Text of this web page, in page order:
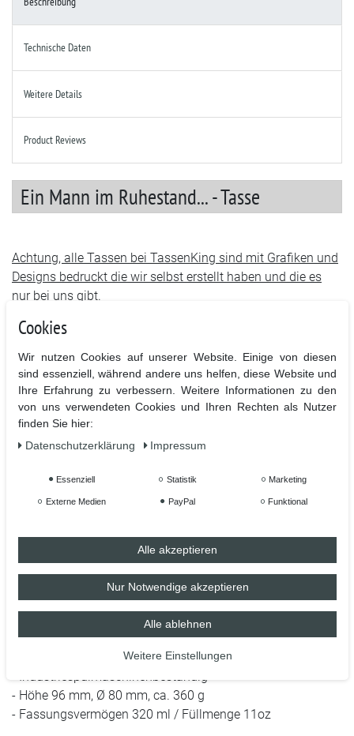
Technische Daten
Weitere Details
Product Reviews
Ein Mann im Ruhestand... - Tasse
Achtung, alle Tassen bei TassenKing sind mit Grafiken und
Designs bedruckt die wir selbst erstellt haben und die es
nur bei uns gibt.
Einzigartige Keramiktasse aus dem Hause TassenKing.
Sag, was du denkst, fühlst oder schon immer einmal sagen
wolltest mit einer ganz speziellen Tasse. Uns ist es wichtig,
dass eure Tasse etwas besonderes ist und bleibt.
Hochwertiger Sublimationsdruck in höchster Qualität für
- Hochwertige Keramiktasse mit C-förmigem Henkel
- Hochweiß, glänzende Oberfläche
- 100 % Spülmaschinenfest nach BS EN 12875-4 (getestet
auf 2.000 Spülmaschinengänge)
- Mikrowellenbeständig nach BS EN 15284:2007
- Industriespülmaschinenbeständig
- Höhe 96 mm, Ø 80 mm, ca. 360 g
- Fassungsvermögen 320 ml / Füllmenge 11oz
Cookies
Wir nutzen Cookies auf unserer Website. Einige von diesen
sind essenziell, während andere uns helfen, diese Website und
Ihre Erfahrung zu verbessern. Weitere Informationen zu den
von uns verwendeten Cookies und Ihren Rechten als Nutzer
finden Sie hier:
Daten­schutz­erklärung
Impressum
Essenziell Statistik Marketing
Externe Medien PayPal Funktional
Alle akzeptieren
Nur Notwendige akzeptieren
Alle ablehnen
Weitere Einstellungen